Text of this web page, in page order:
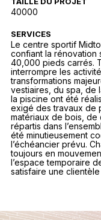
40000
SERVICES
Le centre sportif
confiant la
40,000 pieds carrés.
interrompre les
transformations
vestiaires, du spa, de
la piscine ont été
exigé des travaux de
matériaux de bois,
répartis dans
été minutieusement
l’échéancier prévu.
toujours en
l’espace temporaire
satisfaire une